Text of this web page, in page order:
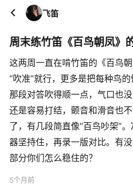
飞笛
周末练竹笛《百鸟朝凤》
这两周一直在啃竹笛的《百鸟
“吹准”就行，更多是把每种鸟
那段对答吹得顺一点，气口也
还是容易打结，颤音和滑音也
了，有几段简直像“百鸟吵架”
器坚持住，再录一版对比。有
部分你们怎么稳住的？
5个月前